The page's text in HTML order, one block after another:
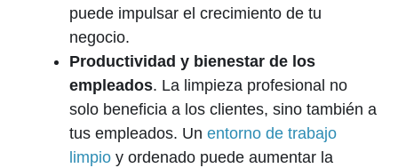
puede impulsar el crecimiento de tu
negocio.
Productividad y bienestar de los
empleados. La limpieza profesional no
solo beneficia a los clientes, sino también a
tus empleados. Un entorno de trabajo
limpio y ordenado puede aumentar la